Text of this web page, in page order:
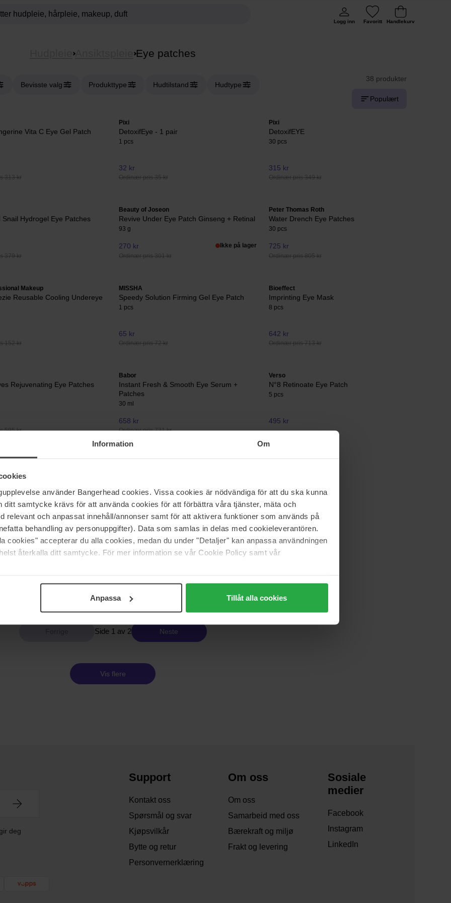
Information Om
använder Bangerhead cookies. Vissa cookies är nödvändiga för att du ska kunna
ditt samtycke krävs för att använda cookies för att förbättra våra tjänster, mäta och
relevant och anpassat innehåll/annonser samt för att aktivera funktioner som används på
behandling av personuppgifter). Data som samlas in delas med cookieleverantören.
cookies" accepterar du alla cookies, medan du under "Detaljer" kan anpassa användningen
återkalla ditt samtycke. För mer information se vår Cookie Policy samt vår
Anpassa Tillåt alla cookies
Logg inn Favoritt Handlekurv
Ansiktspleie Eye patches
Bevisste valg Produkttype Hudtilstand Hudtype
38 produkter
Populært
Vita C Eye Gel Patch
313 kr
Pixi
DetoxifEye - 1 pair
1 pcs
32 kr
Ordinær pris 35 kr
Pixi
DetoxifEYE
30 pcs
315 kr
Ordinær pris 349 kr
Snail Hydrogel Eye Patches
379 kr
Beauty of Joseon
Revive Under Eye Patch Ginseng + Retinal
93 g
270 kr
Ordinær pris 301 kr
Ikke på lager
Peter Thomas Roth
Water Drench Eye Patches
30 pcs
725 kr
Ordinær pris 805 kr
Makeup
Reusable Cooling Undereye
152 kr
MISSHA
Speedy Solution Firming Gel Eye Patch
1 pcs
65 kr
Ordinær pris 72 kr
Bioeffect
Imprinting Eye Mask
8 pcs
642 kr
Ordinær pris 713 kr
Rejuvenating Eye Patches
595 kr
Babor
Instant Fresh & Smooth Eye Serum +
Patches
30 ml
658 kr
Ordinær pris 731 kr
Verso
N°8 Retinoate Eye Patch
5 pcs
495 kr
Ice - Lift & Firm Hydra Gel Eye
90 pcs
851 kr
Ordinær pris 945 kr
315 kr
Ordinær pris 349 kr
Extra Intensive
Peter Thomas Roth
851 kr
Ordinær pris 945 kr
FILORGA
Ordinær pris 129 kr
Side 1 av 2 Neste
Vis flere
deg
Support
Kontakt oss
Spørsmål og svar
Kjøpsvilkår
Bytte og retur
Personvernerklæring
Om oss
Om oss
Samarbeid med oss
Bærekraft og miljø
Frakt og levering
Sosiale
medier
Facebook
Instagram
LinkedIn